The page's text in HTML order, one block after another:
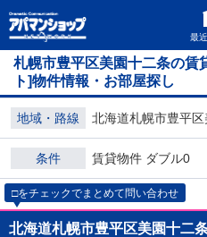
最
札幌市豊平区美園十二条の賃
ト]物件情報・お部屋探し
地域・路線 北海道札幌市豊平
条件 賃貸物件 ダブル0
□をチェックでまとめて問い合わせ
北海道札幌市豊平区美園十二